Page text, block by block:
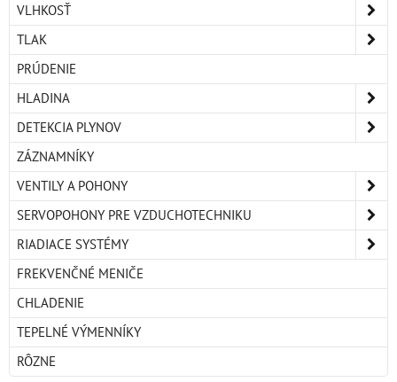
VLHKOSŤ
TLAK
PRÚDENIE
HLADINA
DETEKCIA PLYNOV
ZÁZNAMNÍKY
VENTILY A POHONY
SERVOPOHONY PRE VZDUCHOTECHNIKU
RIADIACE SYSTÉMY
FREKVENČNÉ MENIČE
CHLADENIE
TEPELNÉ VÝMENNÍKY
RÔZNE